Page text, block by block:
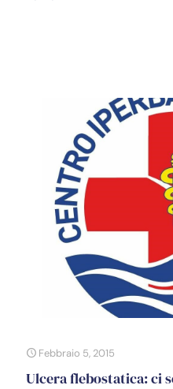
Febbraio 5, 2015
Ulcera flebostatica: ci